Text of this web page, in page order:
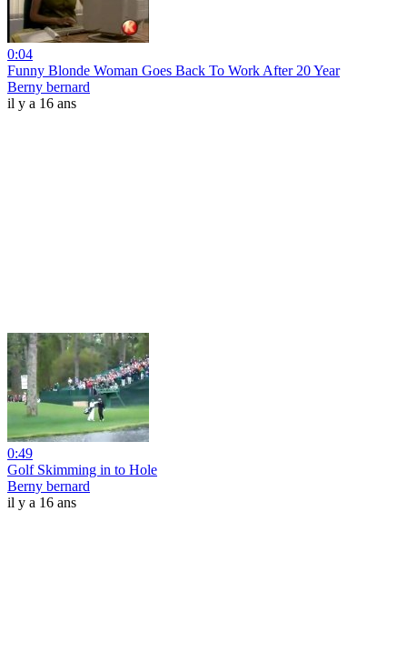
0:04
Funny Blonde Woman Goes Back To Work After 20 Year
Berny bernard
il y a 16 ans
0:49
Golf Skimming in to Hole
Berny bernard
il y a 16 ans